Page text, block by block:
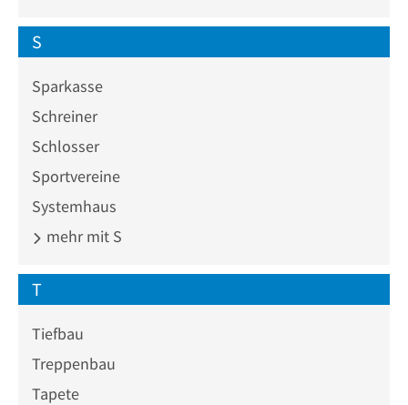
S
Sparkasse
Schreiner
Schlosser
Sportvereine
Systemhaus
mehr mit S
T
Tiefbau
Treppenbau
Tapete